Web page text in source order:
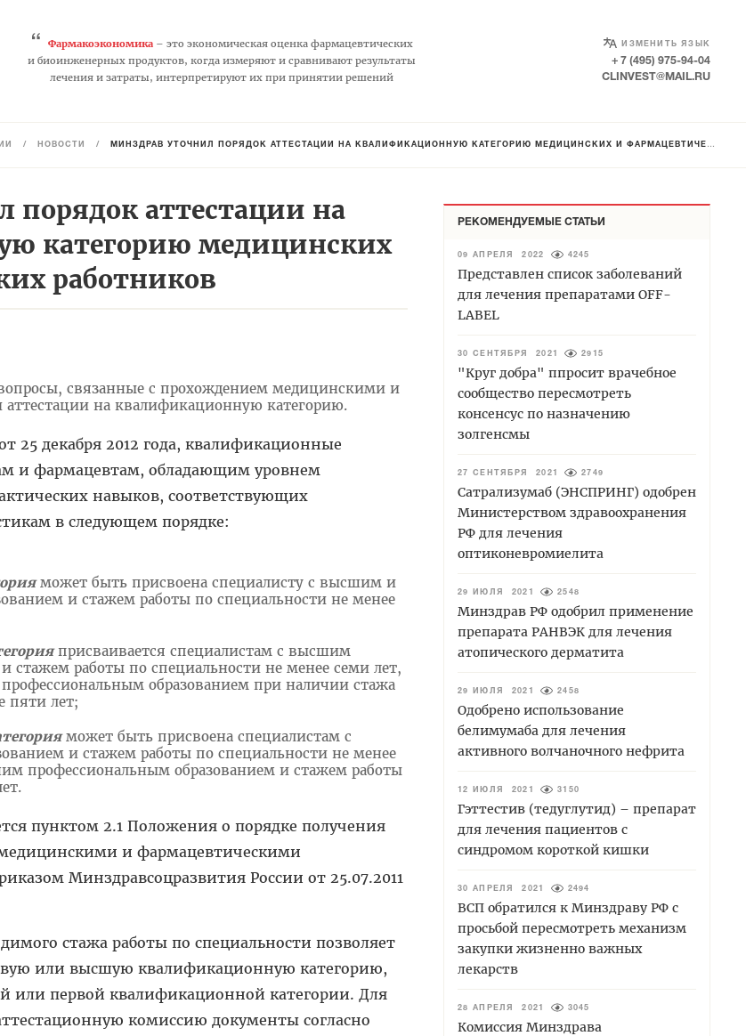
“ Фармакоэкономика– это экономическая оценка фармацевтических
и биоинженерных продуктов, когда измеряют и сравнивают результаты
лечения и затраты, интерпретируют их при принятии решений
ИЗМЕНИТЬ ЯЗЫК
SELECT LANGUAGE
+ 7 (495) 975-94-04
CLINVEST@MAIL.RU
/ НОВОСТИ / МИНЗДРАВ УТОЧНИЛ ПОРЯДОК АТТЕСТАЦИИ НА КВАЛИФИКАЦИОННУЮ КАТЕГОРИЮ МЕДИЦИНСКИХ И ФАРМАЦЕВТИЧЕСКИХ РАБОТНИКОВ
порядок аттестации на
категорию медицинских
работников
связанные с прохождением медицинскими и
на квалификационную категорию.
25 декабря 2012 года, квалификационные
и фармацевтам, обладающим уровнем
навыков, соответствующих
в следующем порядке:
может быть присвоена специалисту с высшим и
и стажем работы по специальности не менее
присваивается специалистам с высшим
стажем работы по специальности не менее семи лет,
образованием при наличии стажа
пяти лет;
может быть присвоена специалистам с
и стажем работы по специальности не менее
профессиональным образованием и стажем работы
пунктом 2.1 Положения о порядке получения
и фармацевтическими
Минздравсоцразвития России от 25.07.2011
стажа работы по специальности позволяет
или высшую квалификационную категорию,
или первой квалификационной категории. Для
комиссию документы согласно
РЕКОМЕНДУЕМЫЕ СТАТЬИ
09 АПРЕЛЯ 2022 4245
Представлен список заболеваний
для лечения препаратами OFF-
LABEL
30 СЕНТЯБРЯ 2021 2915
"Круг добра" ппросит врачебное
сообщество пересмотреть
консенсус по назначению
золгенсмы
27 СЕНТЯБРЯ 2021 2749
Сатрализумаб (ЭНСПРИНГ) одобрен
Министерством здравоохранения
РФ для лечения
оптиконевромиелита
29 ИЮЛЯ 2021 2548
Минздрав РФ одобрил применение
препарата РАНВЭК для лечения
атопического дерматита
29 ИЮЛЯ 2021 2458
Одобрено использование
белимумаба для лечения
активного волчаночного нефрита
12 ИЮЛЯ 2021 3150
Гэттестив (тедуглутид) – препарат
для лечения пациентов с
синдромом короткой кишки
30 АПРЕЛЯ 2021 2494
ВСП обратился к Минздраву РФ с
просьбой пересмотреть механизм
закупки жизненно важных
лекарств
28 АПРЕЛЯ 2021 3045
Комиссия Минздрава